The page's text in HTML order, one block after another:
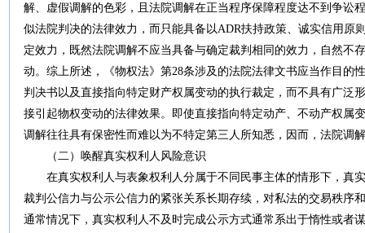
解、虚假调解的色彩，且法院调解在正当程序保障程度达不到争讼
似法院判决的法律效力，而只能具备以ADR扶持政策、诚实信用原
定效力，既然法院调解不应当具备与确定裁判相同的效力，自然不
动。综上所述，《物权法》第28条涉及的法院法律文书应当作目的
判决书以及直接指向特定财产权属变动的执行裁定，而不具有广泛
接引起物权变动的法律效果。即使直接指向特定动产、不动产权属
调解往往具有保密性而难以为不特定第三人所知悉，因而，法院调
（二）唤醒真实权利人风险意识
在真实权利人与表象权利人分属于不同民事主体的情形下，真
裁判公信力与公示公信力的紧张关系长期存续，对私法的交易秩序
通常情况下，真实权利人不及时完成公示方式通常系出于惰性或者